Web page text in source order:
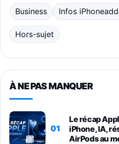
Business Infos
Hors-sujet
À NE PAS MANQUER
01
Le récap
iPhone, IA,
AirPods au